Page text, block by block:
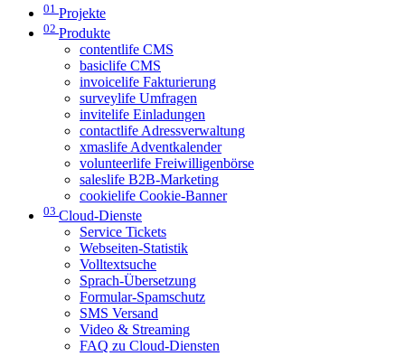
01 Projekte
02 Produkte
contentlife CMS
basiclife CMS
invoicelife Fakturierung
surveylife Umfragen
invitelife Einladungen
contactlife Adressverwaltung
xmaslife Adventkalender
volunteerlife Freiwilligenbörse
saleslife B2B-Marketing
cookielife Cookie-Banner
03 Cloud-Dienste
Service Tickets
Webseiten-Statistik
Volltextsuche
Sprach-Übersetzung
Formular-Spamschutz
SMS Versand
Video & Streaming
FAQ zu Cloud-Diensten